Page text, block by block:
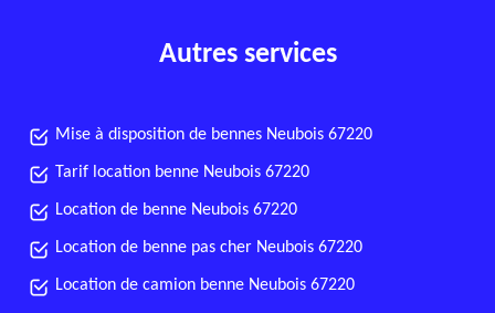
Autres services
Mise à disposition de bennes Neubois 67220
Tarif location benne Neubois 67220
Location de benne Neubois 67220
Location de benne pas cher Neubois 67220
Location de camion benne Neubois 67220